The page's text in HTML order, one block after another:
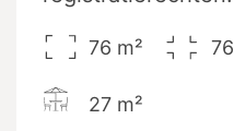
76 m² 76
27 m²